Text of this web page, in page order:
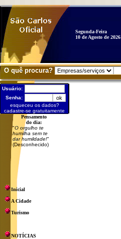
Segunda-Feira
10 de Agosto de 2026
O quê procura?
Usuário:
Senha:
esqueceu os dados?
cadastre-se gratuitamente
Pensamento
do dia:
"O orgulho te
humilha sem te
dar humildade!"
(Desconhecido)
Inicial
A Cidade
Turismo
NOTÍCIAS